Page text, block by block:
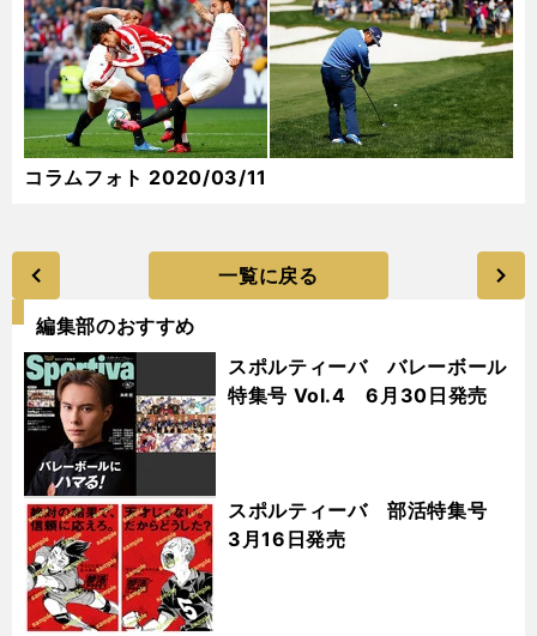
コラムフォト 2020/03/11
一覧に戻る
編集部のおすすめ
スポルティーバ バレーボール
特集号 Vol.4 6月30日発売
スポルティーバ 部活特集号
3月16日発売